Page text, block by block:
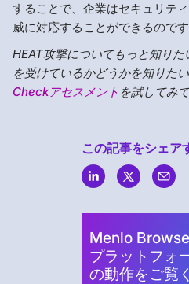
することで、企業はセキュリテ
威に対応することができるのです
HEAT攻撃についてもっと知り
を受けているかどうかを知りた
Checkアセスメント を試してみ
この記事をシェア
Menlo
プラットフォ
の動作をご覧